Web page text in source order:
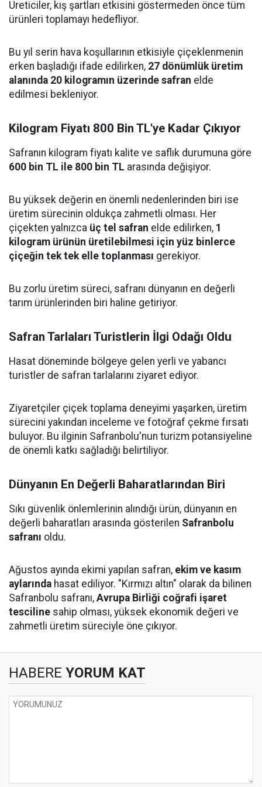
Üreticiler, kış şartları etkisini göstermeden önce tüm
ürünleri toplamayı hedefliyor.
Bu yıl serin hava koşullarının etkisiyle çiçeklenmenin
erken başladığı ifade edilirken, 27 dönümlük üretim
alanında 20 kilogramın üzerinde safran elde
edilmesi bekleniyor.
Kilogram Fiyatı 800 Bin TL'ye Kadar Çıkıyor
Safranın kilogram fiyatı kalite ve saflık durumuna göre
600 bin TL ile 800 bin TL arasında değişiyor.
Bu yüksek değerin en önemli nedenlerinden biri ise
üretim sürecinin oldukça zahmetli olması. Her
çiçekten yalnızca üç tel safran elde edilirken, 1
kilogram ürünün üretilebilmesi için yüz binlerce
çiçeğin tek tek elle toplanması gerekiyor.
Bu zorlu üretim süreci, safranı dünyanın en değerli
tarım ürünlerinden biri haline getiriyor.
Safran Tarlaları Turistlerin İlgi Odağı Oldu
Hasat döneminde bölgeye gelen yerli ve yabancı
turistler de safran tarlalarını ziyaret ediyor.
Ziyaretçiler çiçek toplama deneyimi yaşarken, üretim
sürecini yakından inceleme ve fotoğraf çekme fırsatı
buluyor. Bu ilginin Safranbolu'nun turizm potansiyeline
de önemli katkı sağladığı belirtiliyor.
Dünyanın En Değerli Baharatlarından Biri
Sıkı güvenlik önlemlerinin alındığı ürün, dünyanın en
değerli baharatları arasında gösterilen Safranbolu
safranı oldu.
Ağustos ayında ekimi yapılan safran, ekim ve kasım
aylarında hasat ediliyor. "Kırmızı altın" olarak da bilinen
Safranbolu safranı, Avrupa Birliği coğrafi işaret
tesciline sahip olması, yüksek ekonomik değeri ve
zahmetli üretim süreciyle öne çıkıyor.
HABERE YORUM KAT